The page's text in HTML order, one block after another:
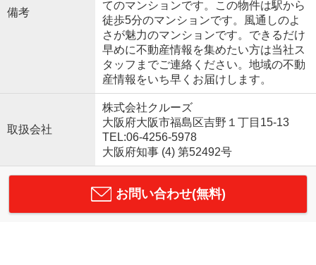
備考
てのマンションです。この物件は駅から
徒歩5分のマンションです。風通しのよ
さが魅力のマンションです。できるだけ
早めに不動産情報を集めたい方は当社ス
タッフまでご連絡ください。地域の不動
産情報をいち早くお届けします。
取扱会社
株式会社クルーズ
大阪府大阪市福島区吉野１丁目15-13
TEL:06-4256-5978
大阪府知事 (4) 第52492号
お問い合わせ(無料)